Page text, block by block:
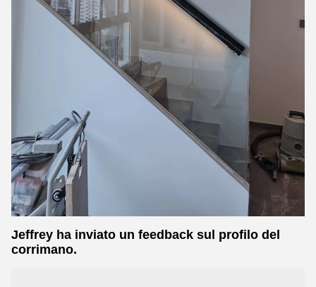
Jeffrey ha inviato un feedback sul profilo del
corrimano.